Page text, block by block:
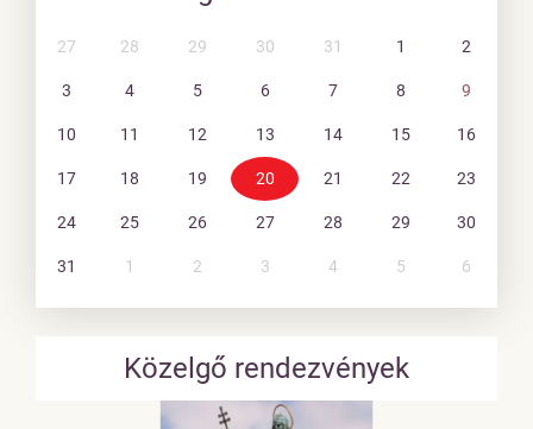
27 28 29 30 31 1 2
3 4 5 6 7 8 9
10 11 12 13 14 15 16
17 18 19 20 21 22 23
24 25 26 27 28 29 30
31 1 2 3 4 5 6
Közelgő rendezvények